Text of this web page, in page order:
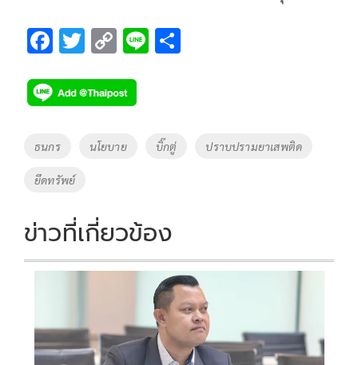
F
e
b
o
o
k
T
tt
er
C
p
y
Li
Li
Tags
ธนกร นโยบาย บิ๊กตู่ ปราบปรามยาเสพติด
ยึดทรัพย์
ข่าวที่เกี่ยวข้อง